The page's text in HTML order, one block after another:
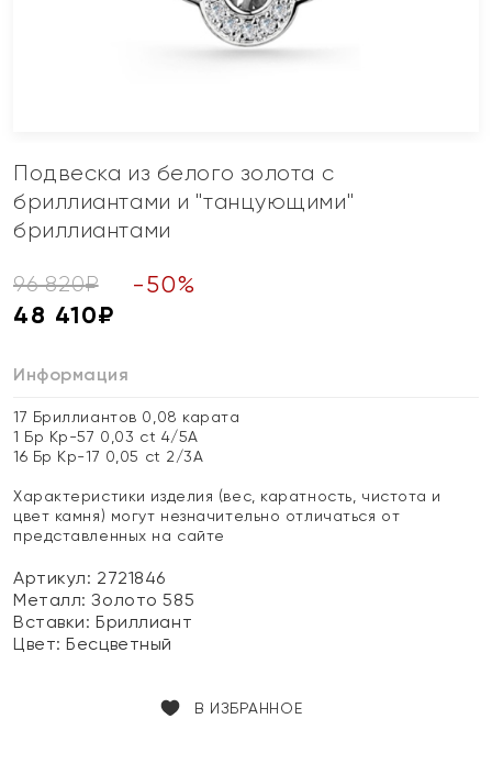
Подвеска из белого золота с
бриллиантами и "танцующими"
бриллиантами
96 820₽ -50%
48 410₽
Информация
17 Бриллиантов 0,08 карата
1 Бр Кр-57 0,03 ct 4/5А
16 Бр Кр-17 0,05 ct 2/3А
Характеристики изделия (вес, каратность, чистота и
цвет камня) могут незначительно отличаться от
представленных на сайте
Артикул: 2721846
Металл:Золото 585
Вставки:Бриллиант
Цвет:Бесцветный
В ИЗБРАННОЕ